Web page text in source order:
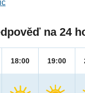
na 24
18:00 19:00